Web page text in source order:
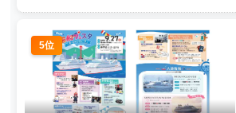
5位